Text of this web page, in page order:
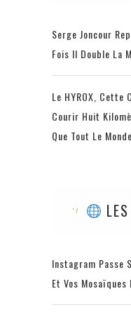
Serge Joncour
Fois Il Double La
Le HYROX, Cette
Courir Huit
Que Tout Le
Instagram Passe
Et Vos Mosaïques